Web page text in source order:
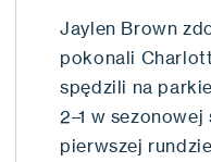
Jaylen Brown
pokonali
spędzili na
2–1 w
pierwszej